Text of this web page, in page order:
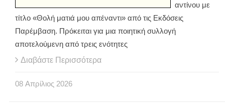
αντίνου με
τίτλο «Θολή ματιά μου απέναντι» από τις Εκδόσεις
Παρέμβαση. Πρόκειται για μια ποιητική συλλογή
αποτελούμενη από τρεις ενότητες
Διαβάστε Περισσότερα
08 Απρίλιος 2026